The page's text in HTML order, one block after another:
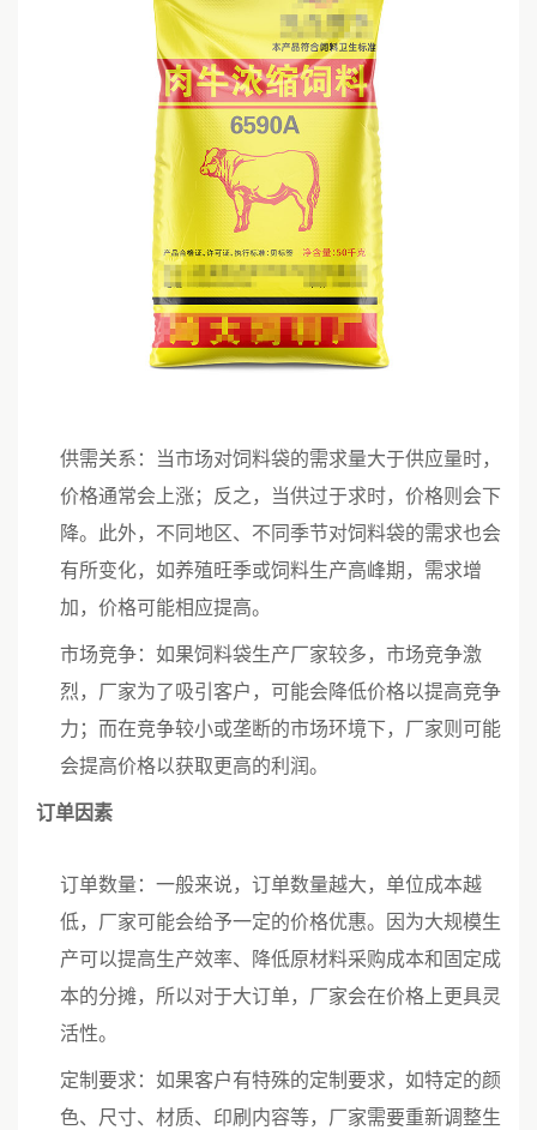
供需关系：当市场对饲料袋的需求量大于供应量时，
价格通常会上涨；反之，当供过于求时，价格则会下
降。此外，不同地区、不同季节对饲料袋的需求也会
有所变化，如养殖旺季或饲料生产高峰期，需求增
加，价格可能相应提高。
市场竞争：如果饲料袋生产厂家较多，市场竞争激
烈，厂家为了吸引客户，可能会降低价格以提高竞争
力；而在竞争较小或垄断的市场环境下，厂家则可能
会提高价格以获取更高的利润。
订单因素
订单数量：一般来说，订单数量越大，单位成本越
低，厂家可能会给予一定的价格优惠。因为大规模生
产可以提高生产效率、降低原材料采购成本和固定成
本的分摊，所以对于大订单，厂家会在价格上更具灵
活性。
定制要求：如果客户有特殊的定制要求，如特定的颜
色、尺寸、材质、印刷内容等，厂家需要重新调整生